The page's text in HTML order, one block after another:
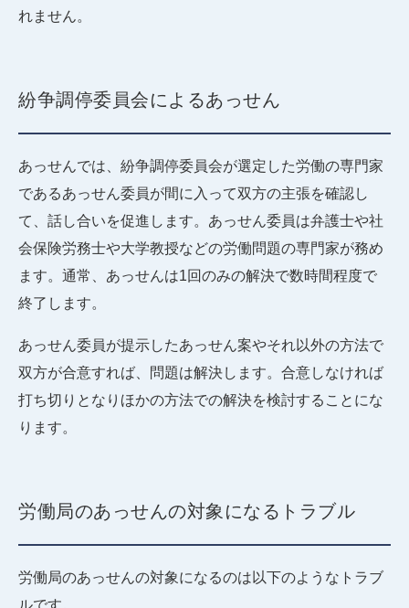
れません。
紛争調停委員会によるあっせん
あっせんでは、紛争調停委員会が選定した労働の専門家
であるあっせん委員が間に入って双方の主張を確認し
て、話し合いを促進します。あっせん委員は弁護士や社
会保険労務士や大学教授などの労働問題の専門家が務め
ます。通常、あっせんは1回のみの解決で数時間程度で
終了します。
あっせん委員が提示したあっせん案やそれ以外の方法で
双方が合意すれば、問題は解決します。合意しなければ
打ち切りとなりほかの方法での解決を検討することにな
ります。
労働局のあっせんの対象になるトラブル
労働局のあっせんの対象になるのは以下のようなトラブ
ルです。